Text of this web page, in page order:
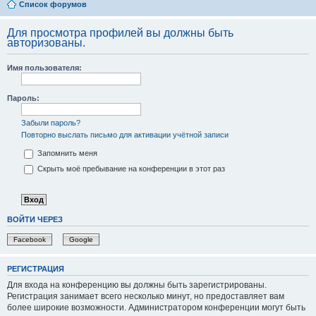
Список форумов
Для просмотра профилей вы должны быть
авторизованы.
Имя пользователя:
Пароль:
Забыли пароль?
Повторно выслать письмо для активации учётной записи
Запомнить меня
Скрыть моё пребывание на конференции в этот раз
ВОЙТИ ЧЕРЕЗ
Facebook Google
РЕГИСТРАЦИЯ
Для входа на конференцию вы должны быть зарегистрированы.
Регистрация занимает всего несколько минут, но предоставляет вам
более широкие возможности. Администратором конференции могут быть